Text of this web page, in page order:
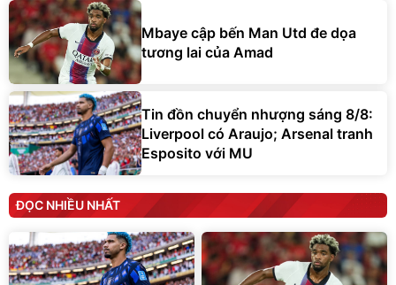
Mbaye cập bến Man Utd đe dọa
tương lai của Amad
Tin đồn chuyển nhượng sáng 8/8:
Liverpool có Araujo; Arsenal tranh
Esposito với MU
ĐỌC NHIỀU NHẤT